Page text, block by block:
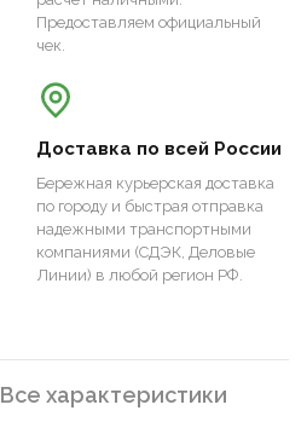
Предоставляем официальный
чек.
Доставка по всей России
Бережная курьерская доставка
по городу и быстрая отправка
надежными транспортными
компаниями (СДЭК, Деловые
Линии) в любой регион РФ.
Все характеристики